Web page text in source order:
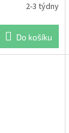
2-3 týdny
Do košíku